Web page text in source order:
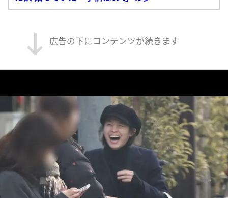
広告の下にコンテンツが続きます